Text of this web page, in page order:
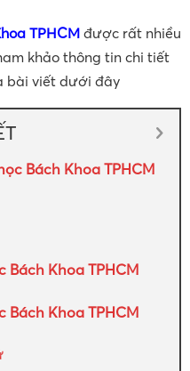
TPHCMđược rất nhiều
khảo thông tin chi tiết
bài viết dưới đây
Bách Khoa TPHCM
Bách Khoa TPHCM
Bách Khoa TPHCM